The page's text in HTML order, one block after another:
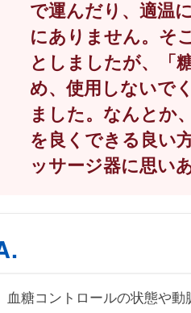
で運んだり、適温
にありません。そ
としましたが、「
め、使用しないで
ました。なんとか
を良くできる良い
ッサージ器に思い
血糖コントロールの状態や動